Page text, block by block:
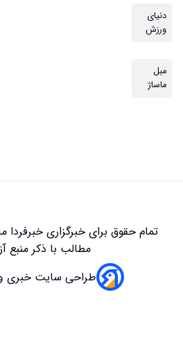
خبرفردامحفوظ است. استفاده از
با ذکر منبع آزاد است
خبری و خبرگزاری آسام